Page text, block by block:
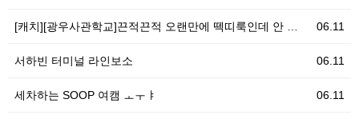
06.11
[캐치][광우사관학교]끈적끈적 오랜만에 떽띠룩인데 안 …
06.11
서하빈 터미널 라인보소
06.11
세차하는 SOOP 여캠 ㅗㅜㅑ